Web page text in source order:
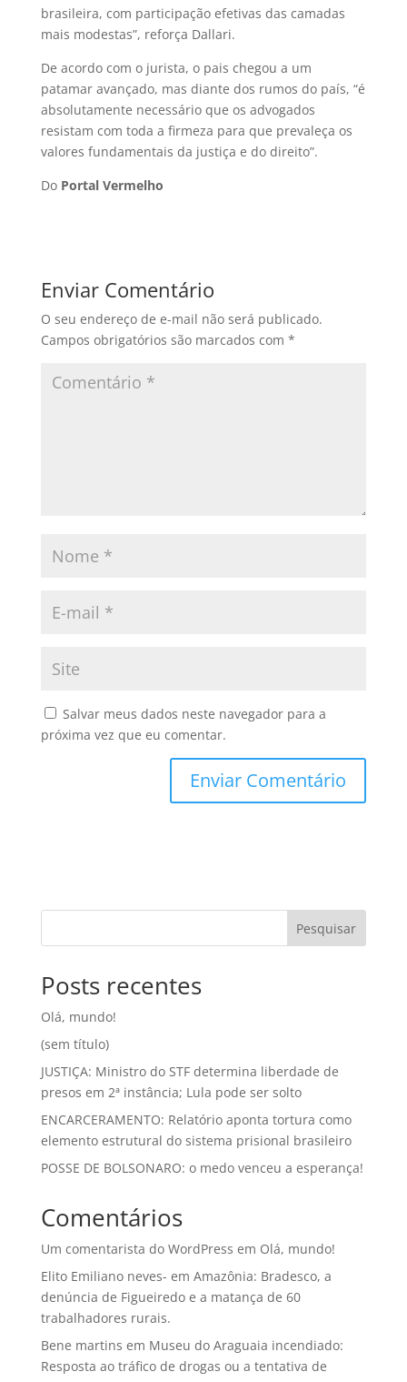
brasileira, com participação efetivas das camadas
mais modestas”, reforça Dallari.
De acordo com o jurista, o pais chegou a um
patamar avançado, mas diante dos rumos do país, “é
absolutamente necessário que os advogados
resistam com toda a firmeza para que prevaleça os
valores fundamentais da justiça e do direito”.
DoPortal Vermelho
Enviar Comentário
O seu endereço de e-mail não será publicado.
Campos obrigatórios são marcados com *
Salvar meus dados neste navegador para a
próxima vez que eu comentar.
Pesquisar
Posts recentes
Olá, mundo!
(sem título)
JUSTIÇA: Ministro do STF determina liberdade de
presos em 2ª instância; Lula pode ser solto
ENCARCERAMENTO: Relatório aponta tortura como
elemento estrutural do sistema prisional brasileiro
POSSE DE BOLSONARO: o medo venceu a esperança!
Comentários
Um comentarista do WordPress em Olá, mundo!
Elito Emiliano neves- em Amazônia: Bradesco, a
denúncia de Figueiredo e a matança de 60
trabalhadores rurais.
Bene martins em Museu do Araguaia incendiado:
Resposta ao tráfico de drogas ou a tentativa de